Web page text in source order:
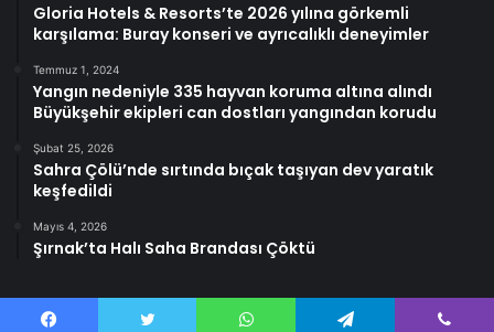
Gloria Hotels & Resorts’te 2026 yılına görkemli
karşılama: Buray konseri ve ayrıcalıklı deneyimler
Temmuz 1, 2024
Yangın nedeniyle 335 hayvan koruma altına alındı
Büyükşehir ekipleri can dostları yangından korudu
Şubat 25, 2026
Sahra Çölü’nde sırtında bıçak taşıyan dev yaratık
keşfedildi
Mayıs 4, 2026
Şırnak’ta Halı Saha Brandası Çöktü